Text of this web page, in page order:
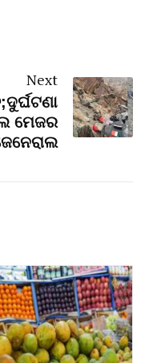
Next
ମେଜର